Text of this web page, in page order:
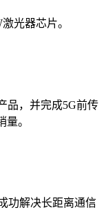
光器芯片。
品，并完成5G前传
。
功解决长距离通信